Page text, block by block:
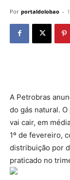
Por portaldolobao -
A Petrobras
do gás natural.
vai cair, em
1º de fevereiro,
distribuição por
praticado no